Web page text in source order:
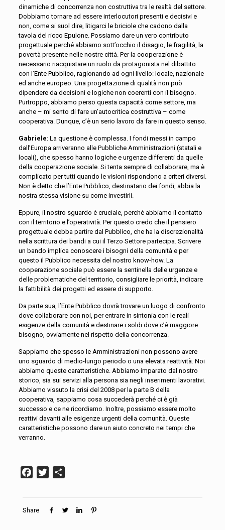
dinamiche di concorrenza non costruttiva tra le realtà del settore.
Dobbiamo tornare ad essere interlocutori presenti e decisivi e
non, come si suol dire, litigarci le briciole che cadono dalla
tavola del ricco Epulone. Possiamo dare un vero contributo
progettuale perché abbiamo sott’occhio il disagio, le fragilità, la
povertà presente nelle nostre città. Per la cooperazione è
necessario riacquistare un ruolo da protagonista nel dibattito
con l’Ente Pubblico, ragionando ad ogni livello: locale, nazionale
ed anche europeo. Una progettazione di qualità non può
dipendere da decisioni e logiche non coerenti con il bisogno.
Purtroppo, abbiamo perso questa capacità come settore, ma
anche – mi sento di fare un’autocritica costruttiva – come
cooperativa. Dunque, c’è un serio lavoro da fare in questo senso.
Gabriele: La questione è complessa. I fondi messi in campo
dall’Europa arriveranno alle Pubbliche Amministrazioni (statali e
locali), che spesso hanno logiche e urgenze differenti da quelle
della cooperazione sociale. Si tenta sempre di collaborare, ma è
complicato per tutti quando le visioni rispondono a criteri diversi.
Non è detto che l’Ente Pubblico, destinatario dei fondi, abbia la
nostra stessa visione su come investirli.
Eppure, il nostro sguardo è cruciale, perché abbiamo il contatto
con il territorio e l’operatività. Per questo credo che il pensiero
progettuale debba partire dal Pubblico, che ha la discrezionalità
nella scrittura dei bandi a cui il Terzo Settore partecipa. Scrivere
un bando implica conoscere i bisogni della comunità e per
questo il Pubblico necessita del nostro know-how. La
cooperazione sociale può essere la sentinella delle urgenze e
delle problematiche del territorio, consigliare le priorità, indicare
la fattibilità dei progetti ed essere di supporto.
Da parte sua, l’Ente Pubblico dovrà trovare un luogo di confronto
dove collaborare con noi, per entrare in sintonia con le reali
esigenze della comunità e destinare i soldi dove c’è maggiore
bisogno, ovviamente nel rispetto della concorrenza.
Sappiamo che spesso le Amministrazioni non possono avere
uno sguardo di medio-lungo periodo o una elevata reattività. Noi
abbiamo queste caratteristiche. Abbiamo imparato dal nostro
storico, sia sui servizi alla persona sia negli inserimenti lavorativi.
Abbiamo vissuto la crisi del 2008 per la parte B della
cooperativa, sappiamo cosa succederà perché ci è già
successo e ce ne ricordiamo. Inoltre, possiamo essere molto
reattivi davanti alle esigenze urgenti della comunità. Queste
caratteristiche possono dare un aiuto concreto nei tempi che
verranno.
Facebook
Twitter
Share